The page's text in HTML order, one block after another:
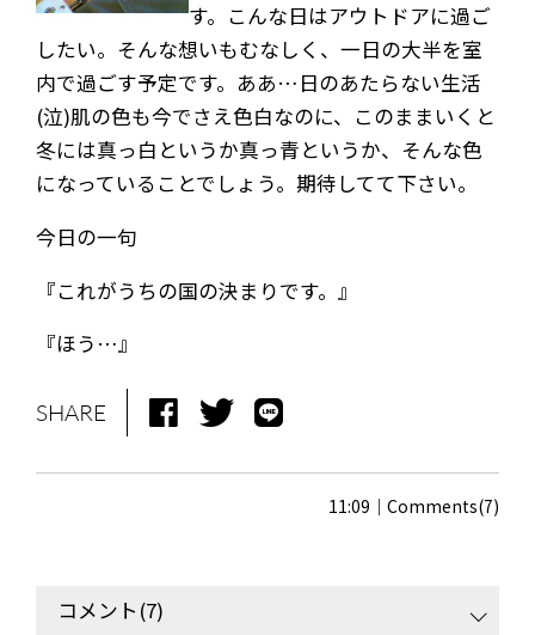
す。こんな日はアウトドアに過ご
したい。そんな想いもむなしく、一日の大半を室
内で過ごす予定です。ああ…日のあたらない生活
(泣)肌の色も今でさえ色白なのに、このままいくと
冬には真っ白というか真っ青というか、そんな色
になっていることでしょう。期待してて下さい。
今日の一句
『これがうちの国の決まりです。』
『ほう…』
SHARE
11:09 Comments(7)
コメント(7)